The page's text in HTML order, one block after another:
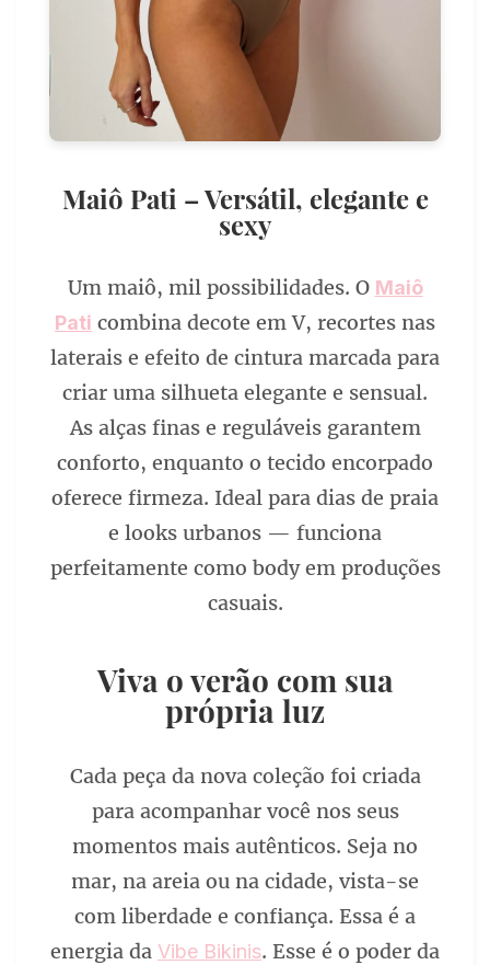
Maiô Pati – Versátil, elegante e
sexy
Um maiô, mil possibilidades. O Maiô
Pati combina decote em V, recortes nas
laterais e efeito de cintura marcada para
criar uma silhueta elegante e sensual.
As alças finas e reguláveis garantem
conforto, enquanto o tecido encorpado
oferece firmeza. Ideal para dias de praia
e looks urbanos — funciona
perfeitamente como body em produções
casuais.
Viva o verão com sua
própria luz
Cada peça da nova coleção foi criada
para acompanhar você nos seus
momentos mais autênticos. Seja no
mar, na areia ou na cidade, vista-se
com liberdade e confiança. Essa é a
energia da Vibe Bikinis. Esse é o poder da